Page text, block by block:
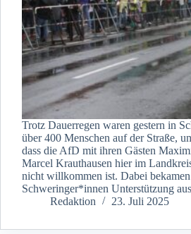
Trotz Dauerregen waren gestern in
über 400 Menschen auf der Straße,
dass die AfD mit ihren Gästen
Marcel Krauthausen hier im
nicht willkommen ist. Dabei
Schweringer*innen Unterstützung
Redaktion
23. Juli 2025